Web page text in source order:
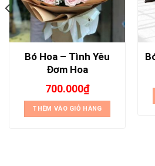
Bó Hoa – Tình Yêu
Đơm Hoa
700.000₫
THÊM VÀO GIỎ HÀNG